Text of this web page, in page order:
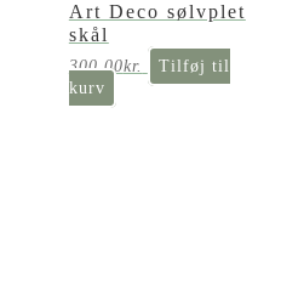
Art Deco sølvplet
skål
300,00kr.
Tilføj til
kurv